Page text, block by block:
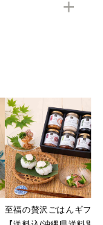
至福の贅沢ごはんギフト